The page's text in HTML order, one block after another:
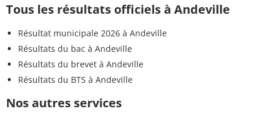
Tous les résultats officiels à Andeville
Résultat municipale 2026 à Andeville
Résultats du bac à Andeville
Résultats du brevet à Andeville
Résultats du BTS à Andeville
Nos autres services